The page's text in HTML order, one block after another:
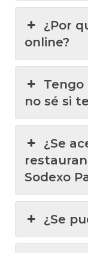
¿Por
online?
Tengo
no sé si
¿Se
Sodexo
¿Se